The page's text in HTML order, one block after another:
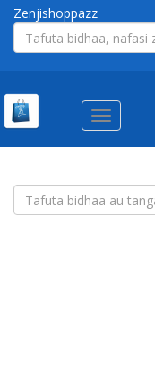
Zenjishoppazz
Aina
ya